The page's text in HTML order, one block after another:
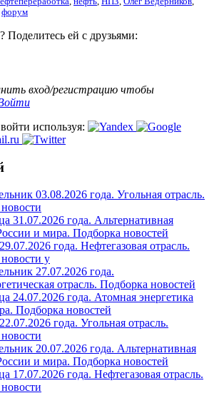
форум
Поделитесь ей с друзьями:
вход/регистрацию чтобы
используя:
03.08.2026 года. Угольная отрасль.
31.07.2026 года. Альтернативная
и мира. Подборка новостей
года. Нефтегазовая отрасль.
у
27.07.2026 года.
отрасль. Подборка новостей
24.07.2026 года. Атомная энергетика
Подборка новостей
года. Угольная отрасль.
20.07.2026 года. Альтернативная
и мира. Подборка новостей
17.07.2026 года. Нефтегазовая отрасль.